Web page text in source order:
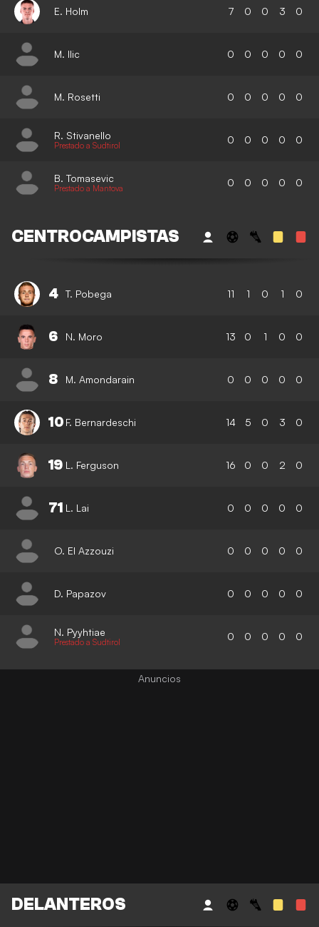
E. Holm 7 0 0 3 0
M. Ilic 0 0 0 0 0
M. Rosetti 0 0 0 0 0
R. Stivanello
Prestado a Sudtirol 0 0 0 0 0
B. Tomasevic
Prestado a Mantova 0 0 0 0 0
CENTROCAMPISTAS
4 T. Pobega 11 1 0 1 0
6 N. Moro 13 0 1 0 0
8 M. Amondarain 0 0 0 0 0
10 F. Bernardeschi 14 5 0 3 0
19 L. Ferguson 16 0 0 2 0
71 L. Lai 0 0 0 0 0
O. El Azzouzi 0 0 0 0 0
D. Papazov 0 0 0 0 0
N. Pyyhtiae
Prestado a Sudtirol 0 0 0 0 0
DELANTEROS